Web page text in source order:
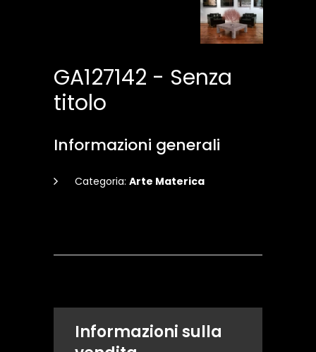
GA127142 - Senza
titolo
Informazioni generali
Categoria: Arte Materica
Informazioni sulla